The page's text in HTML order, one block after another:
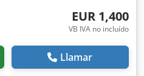
EUR 1,400
VB IVA no incluído
Llamar